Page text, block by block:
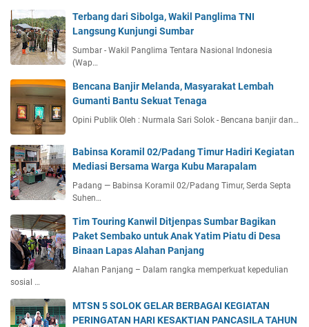
Terbang dari Sibolga, Wakil Panglima TNI
Langsung Kunjungi Sumbar
Sumbar - Wakil Panglima Tentara Nasional Indonesia
(Wap…
Bencana Banjir Melanda, Masyarakat Lembah
Gumanti Bantu Sekuat Tenaga
Opini Publik Oleh : Nurmala Sari Solok - Bencana banjir dan…
Babinsa Koramil 02/Padang Timur Hadiri Kegiatan
Mediasi Bersama Warga Kubu Marapalam
Padang — Babinsa Koramil 02/Padang Timur, Serda Septa
Suhen…
Tim Touring Kanwil Ditjenpas Sumbar Bagikan
Paket Sembako untuk Anak Yatim Piatu di Desa
Binaan Lapas Alahan Panjang
Alahan Panjang – Dalam rangka memperkuat kepedulian
sosial …
MTSN 5 SOLOK GELAR BERBAGAI KEGIATAN
PERINGATAN HARI KESAKTIAN PANCASILA TAHUN